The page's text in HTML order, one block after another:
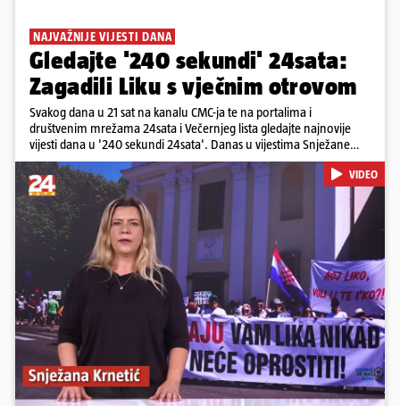
NAJVAŽNIJE VIJESTI DANA
Gledajte '240 sekundi' 24sata:
Zagadili Liku s vječnim otrovom
Svakog dana u 21 sat na kanalu CMC-ja te na portalima i
društvenim mrežama 24sata i Večernjeg lista gledajte najnovije
vijesti dana u '240 sekundi 24sata'. Danas u vijestima Snježane
Krnetić: Lika teško zagađena s 37.000 tona opasnog otpada, Troje
poginulih u nesreći u Zagrebu, Uhićen načelnik Svetog Ivana
Žabna, Borba za život Denisa Vejzovića, Krajaču režu ovlasti: Slijedi
otkaz...
Pokretanje videa...
VIDEO